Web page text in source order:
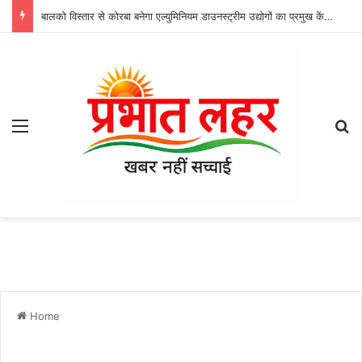
बालको विस्तार से कोरबा बनेगा एल्युमिनियम डाउनस्ट्रीम उद्योगों का प्रमुख केंद्र
Menu
Home